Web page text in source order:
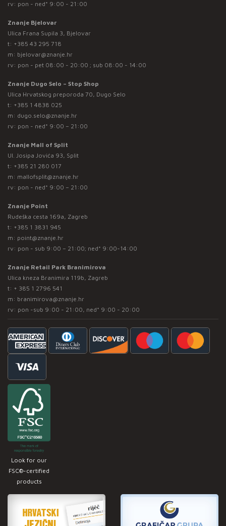
rv: pon - ned* 9:00 - 21:00
Znanje Bjelovar
Ulica Frana Supila 3, Bjelovar
t: +385 43 295 718
m: bjelovar@znanje.hr
rv: pon - pet 08:00 - 20:00 ; sub 08:00 - 14:00
Znanje Dugo Selo – Stop Shop
Ulica Hrvatskog preporoda 70, Dugo Selo
t: +385 1 4838 025
m: dugo.selo@znanje.hr
rv: pon - ned* 9:00 – 21:00
Znanje Mall of Split
Ul. Josipa Jovića 93, Split
t: +385 21 280 017
m: mallofsplit@znanje.hr
rv: pon - ned* 9:00 – 21:00
Znanje Point
Rudeška cesta 169a, Zagreb
t: +385 1 3831 945
m: point@znanje.hr
rv: pon - sub 9:00 – 21:00; ned* 9:00-14:00
Znanje Retail Park Branimirova
Ulica kneza Branimira 119b, Zagreb
t: + 385 1 2796 541
m: branimirova@znanje.hr
rv: pon -sub 9:00 - 21:00, ned* 9:00 - 20:00
Look for our
FSC®-certified
products